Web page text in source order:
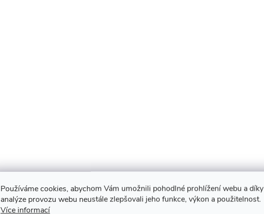
Používáme cookies, abychom Vám umožnili pohodlné prohlížení webu a díky
analýze provozu webu neustále zlepšovali jeho funkce, výkon a použitelnost.
Více informací